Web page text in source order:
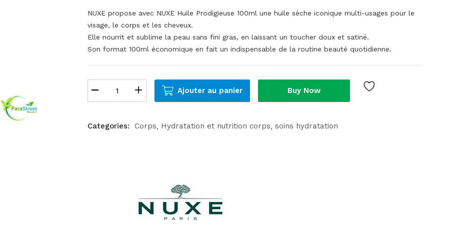
NUXE propose avec NUXE Huile Prodigieuse 100ml une huile sèche iconique multi-usages pour le
visage, le corps et les cheveux.
Elle nourrit et sublime la peau sans fini gras, en laissant un toucher doux et satiné.
Son format 100ml économique en fait un indispensable de la routine beauté quotidienne.
Ajouter au panier Buy Now
Categories: Corps Hydratation et nutrition corps soins hydratation